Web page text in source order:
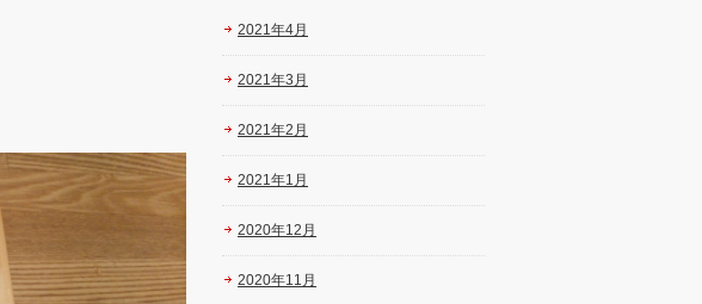
2021年4月
2021年3月
2021年2月
2021年1月
2020年12月
2020年11月